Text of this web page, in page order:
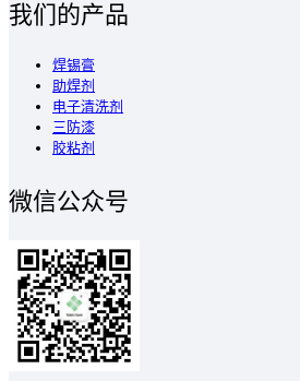
我们的产品
焊锡膏
助焊剂
电子清洗剂
三防漆
胶粘剂
微信公众号